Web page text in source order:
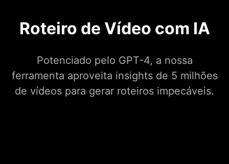
Roteiro de Vídeo com IA
Potenciado pelo GPT-4, a nossa
ferramenta aproveita insights de 5 milhões
de vídeos para gerar roteiros impecáveis.